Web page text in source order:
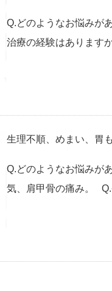
Q.どのようなお悩みが
治療の経験はあります
生理不順、めまい、胃
Q.どのようなお悩みが
気、肩甲骨の痛み。